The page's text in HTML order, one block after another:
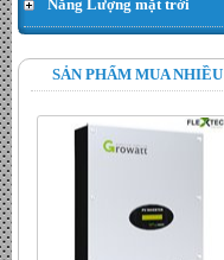
Năng Lượng mặt trời
SẢN PHẨM MUA NHIỀU
Hạt thóc - Đơn giá : 300.000
VND